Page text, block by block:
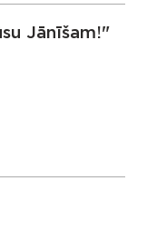
Jānīšam!"